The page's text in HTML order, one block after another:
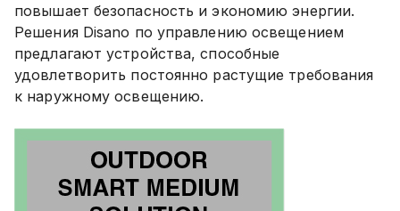
повышает безопасность и экономию энергии.
Решения Disano по управлению освещением
предлагают устройства, способные
удовлетворить постоянно растущие требования
к наружному освещению.